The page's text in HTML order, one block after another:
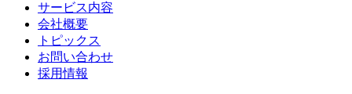
サービス内容
会社概要
トピックス
お問い合わせ
採用情報